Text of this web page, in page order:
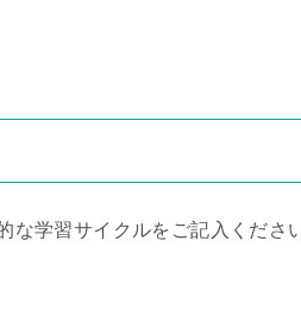
な学習サイクルをご記入くださ